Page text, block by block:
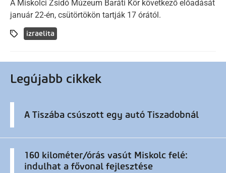
A Miskolci Zsidó Múzeum Baráti Kör következő előadását
január 22-én, csütörtökön tartják 17 órától.
izraelita
Legújabb cikkek
A Tiszába csúszott egy autó Tiszadobnál
160 kilométer/órás vasút Miskolc felé:
indulhat a fővonal fejlesztése